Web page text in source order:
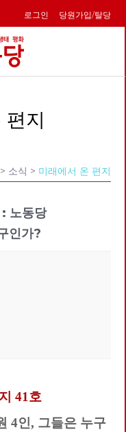
로그인 당원가입/탈당
편지
> 소식 > 미래에서 온 편지
노동당
인가?
41호
4인, 그들은 누구